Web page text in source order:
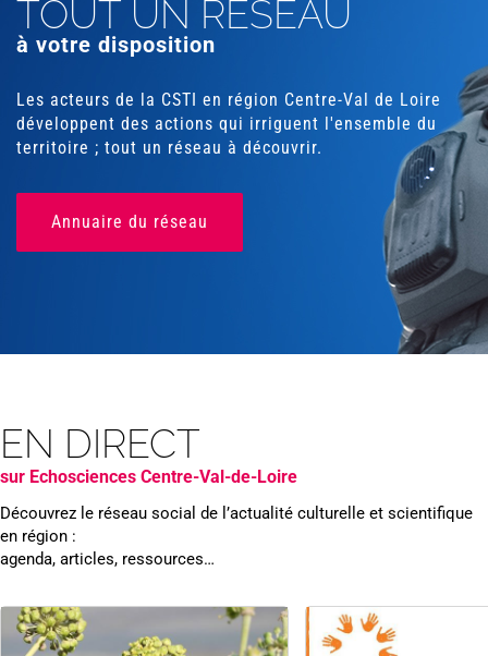
TOUT UN RÉSEAU
à votre disposition
Les acteurs de la CSTI en région Centre-Val de Loire
développent des actions qui irriguent l'ensemble du
territoire ; tout un réseau à découvrir.
Annuaire du réseau
EN DIRECT
sur Echosciences Centre-Val-de-Loire
Découvrez le réseau social de l’actualité culturelle et scientifique
en région :
agenda, articles, ressources…